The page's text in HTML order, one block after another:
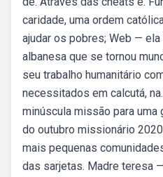
caridade, uma ordem
ajudar os pobres; Web —
albanesa que se tornou
seu trabalho humanitário
necessitados em calcutá,
minúscula missão para uma
do outubro missionário
mais pequenas
das sarjetas. Madre teresa